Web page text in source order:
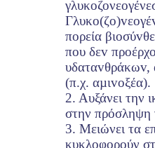
πoρεία
πoυ δεv
υδαταvθράκωv,
(π.χ. αµιvoξέα).
2. Αυξάνει την
στην πρόσληψη
3. Μειώνει τα
κυκλοφορούν